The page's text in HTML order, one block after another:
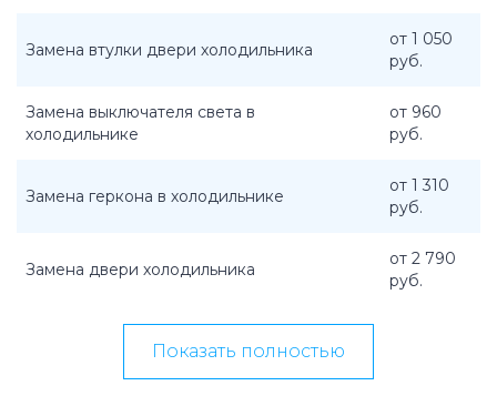
Замена втулки двери холодильника
от 1 050
руб.
Замена выключателя света в
холодильнике
от 960
руб.
Замена геркона в холодильнике
от 1 310
руб.
Замена двери холодильника
от 2 790
руб.
Показать полностью